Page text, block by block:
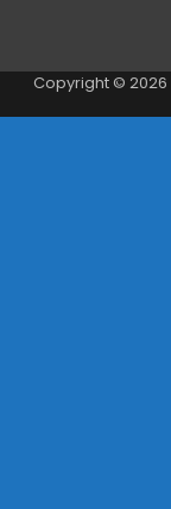
Copyright © 2026